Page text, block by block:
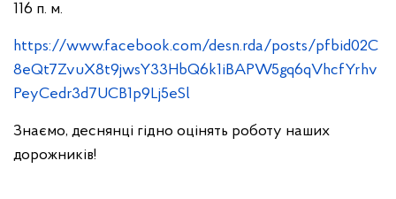
116 п. м.
https://www.facebook.com/desn.rda/posts/pfbid02C
8eQt7ZvuX8t9jwsY33HbQ6k1iBAPW5gq6qVhcfYrhv
PeyCedr3d7UCB1p9Lj5eSl
Знаємо, деснянці гідно оцінять роботу наших
дорожників!